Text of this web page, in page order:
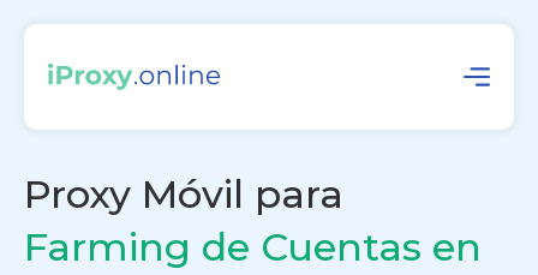
Proxy Móvil para
Farming de Cuentas en